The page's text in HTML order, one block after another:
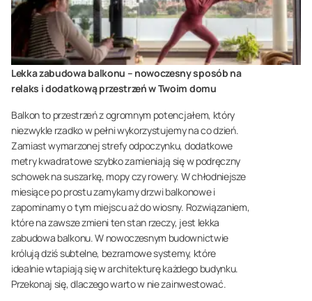
Lekka zabudowa balkonu – nowoczesny sposób na
relaks i dodatkową przestrzeń w Twoim domu
Balkon to przestrzeń z ogromnym potencjałem, który
niezwykle rzadko w pełni wykorzystujemy na co dzień.
Zamiast wymarzonej strefy odpoczynku, dodatkowe
metry kwadratowe szybko zamieniają się w podręczny
schowek na suszarkę, mopy czy rowery. W chłodniejsze
miesiące po prostu zamykamy drzwi balkonowe i
zapominamy o tym miejscu aż do wiosny. Rozwiązaniem,
które na zawsze zmieni ten stan rzeczy, jest lekka
zabudowa balkonu. W nowoczesnym budownictwie
królują dziś subtelne, bezramowe systemy, które
idealnie wtapiają się w architekturę każdego budynku.
Przekonaj się, dlaczego warto w nie zainwestować.